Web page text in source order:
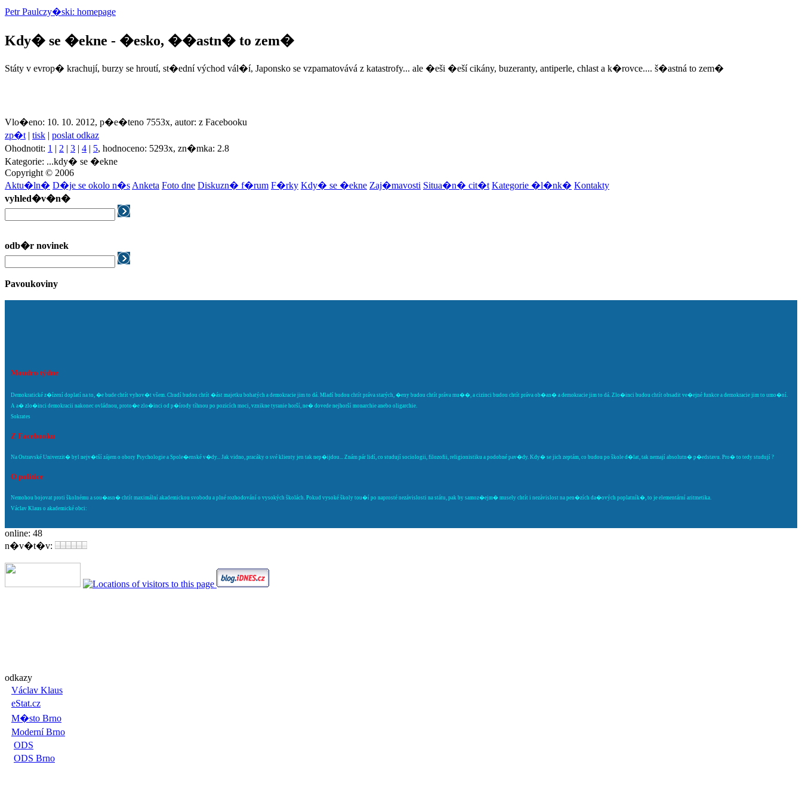
Petr Paulczy�ski: homepage
Kdy� se �ekne - �esko, ��astn� to zem�
Státy v evrop� krachují, burzy se hroutí, st�ední východ vál�í, Japonsko se vzpamatovává z katastrofy... ale �eši �eší cikány, buzeranty, antiperle, chlast a k�rovce.... š�astná to zem�
Vlo�eno: 10. 10. 2012, p�e�teno 7553x, autor: z Facebooku
zp�t | tisk | poslat odkaz
Ohodnotit: 1 | 2 | 3 | 4 | 5, hodnoceno: 5293x, zn�mka: 2.8
Kategorie: ...kdy� se �ekne
Copyright © 2006
Aktu�ln� D�je se okolo n�s Anketa Foto dne Diskuzn� f�rum F�rky Kdy� se �ekne Zaj�mavosti Situa�n� cit�t Kategorie �l�nk� Kontakty
vyhled�v�n�
odb�r novinek
Pavoukoviny
Moudro týdne
Demokratické z�ízení doplatí na to, �e bude chtít vyhov�t všem. Chudí budou chtít �ást majetku bohatých a demokracie jim to dá. Mladí budou chtít práva starých, �eny budou chtít práva mu��, a cizinci budou chtít práva ob�an� a demokracie jim to dá. Zlo�inci budou chtít obsadit ve�ejné funkce a demokracie jim to umo�ní.
A a� zlo�inci demokracii nakonec ovládnou, proto�e zlo�inci od p�írody tíhnou po pozicích moci, vznikne tyranie horší, ne� dovede nejhorší monarchie anebo oligarchie.
Sokrates
Z Facebooku
Na Ostravské Univerzit� byl nejv�tší zájem o obory Psychologie a Spole�enské v�dy... Jak vidno, pracáky o své klienty jen tak nep�ijdou... Znám pár lidí, co studují sociologii, filozofii, religionistiku a podobné pav�dy. Kdy� se jich zeptám, co budou po škole d�lat, tak nemají absolutn� p�edstavu. Pro� to tedy studují ?
O politice
Nemohou bojovat proti školnému a sou�asn� chtít maximální akademickou svobodu a plné rozhodování o vysokých školách. Pokud vysoké školy tou�í po naprosté nezávislosti na státu, pak by samoz�ejm� musely chtít i nezávislost na pen�zích da�ových poplatník�, to je elementární aritmetika.
Václav Klaus o akademické obci:
online: 48
n�v�t�v:
odkazy
Václav Klaus
eStat.cz
M�sto Brno
Moderní Brno
ODS
ODS Brno